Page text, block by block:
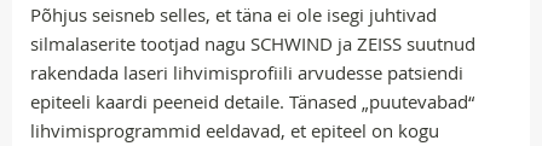
Põhjus seisneb selles, et täna ei ole isegi juhtivad
silmalaserite tootjad nagu SCHWIND ja ZEISS suutnud
rakendada laseri lihvimisprofiili arvudesse patsiendi
epiteeli kaardi peeneid detaile. Tänased „puutevabad“
lihvimisprogrammid eeldavad, et epiteel on kogu